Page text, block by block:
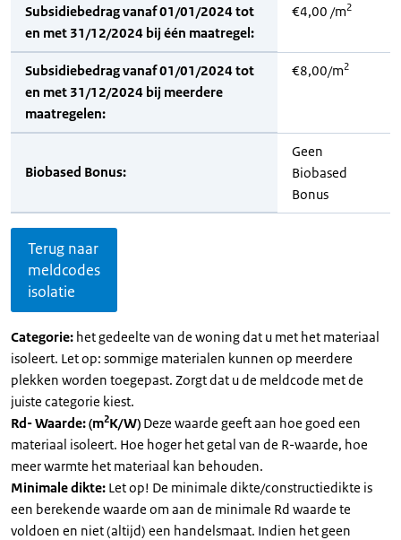
Subsidiebedrag vanaf 01/01/2024 tot
en met 31/12/2024 bij één maatregel:
€4,00 /m2
Subsidiebedrag vanaf 01/01/2024 tot
en met 31/12/2024 bij meerdere
maatregelen:
€8,00/m2
Biobased Bonus:
Geen
Biobased
Bonus
Terug naar
meldcodes
isolatie
Categorie: het gedeelte van de woning dat u met het materiaal
isoleert. Let op: sommige materialen kunnen op meerdere
plekken worden toegepast. Zorgt dat u de meldcode met de
juiste categorie kiest.
Rd- Waarde: (m2K/W) Deze waarde geeft aan hoe goed een
materiaal isoleert. Hoe hoger het getal van de R-waarde, hoe
meer warmte het materiaal kan behouden.
Minimale dikte: Let op! De minimale dikte/constructiedikte is
een berekende waarde om aan de minimale Rd waarde te
voldoen en niet (altijd) een handelsmaat. Indien het geen